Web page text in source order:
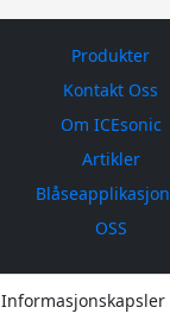
Produkter
Kontakt Oss
Om ICEsonic
Artikler
OSS
Informasjonskapsler